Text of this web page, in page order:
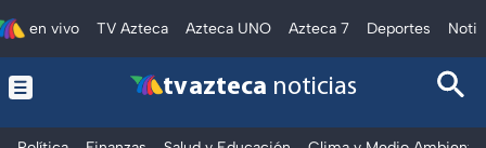
en vivo TV Azteca Azteca UNO Azteca 7 Deportes
tv azteca noticias